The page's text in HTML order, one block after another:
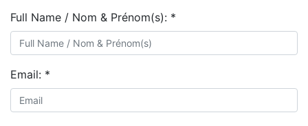
Full Name / Nom & Prénom(s): *
Email: *